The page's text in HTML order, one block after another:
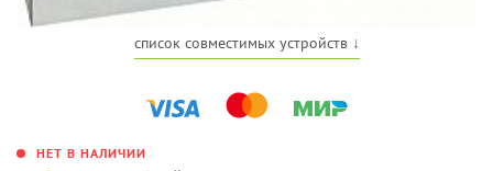
список совместимых устройств ↓
НЕТ В НАЛИЧИИ